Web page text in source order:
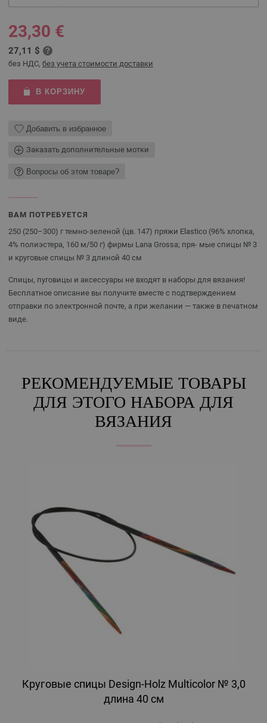
23,30 €
27,11 $
без НДС, без учета стоимости доставки
В КОРЗИНУ
Добавить в избранное
Заказать дополнительные мотки
Вопросы об этом товаре?
ВАМ ПОТРЕБУЕТСЯ
250 (250–300) г темно-зеленой (цв. 147) пряжи Elastico (96% хлопка,
4% полиэстера, 160 м/50 г) фирмы Lana Grossa; пря- мые спицы № 3
и круговые спицы № 3 длиной 40 см
Спицы, пуговицы и аксессуары не входят в наборы для вязания!
Бесплатное описание вы получите вместе с подтверждением
отправки по электронной почте, а при желании — также в печатном
виде.
РЕКОМЕНДУЕМЫЕ ТОВАРЫ
ДЛЯ ЭТОГО НАБОРА ДЛЯ
ВЯЗАНИЯ
Круговые спицы Design-Holz Multicolor № 3,0
длина 40 см